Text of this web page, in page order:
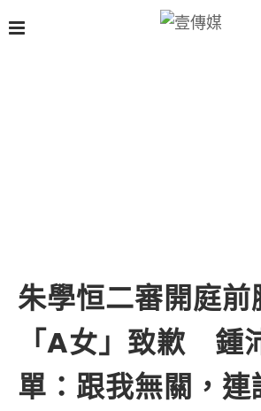
朱學恒二審開庭前
「A女」致歉 鍾
單：跟我無關，